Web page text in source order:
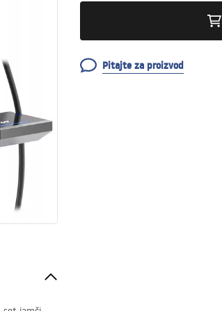
Pitajte za proizvod